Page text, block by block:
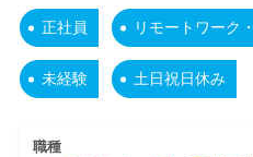
正社員 リモートワーク
未経験 土日祝日休み
職種